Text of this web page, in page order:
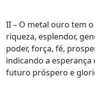
II – O metal ouro tem
riqueza, esplendor,
poder, força, fé,
indicando a
futuro próspero e